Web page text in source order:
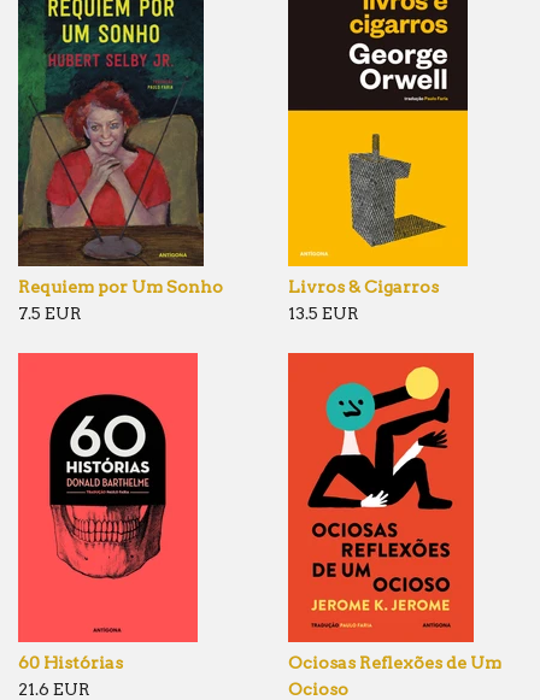
Requiem por Um Sonho
7.5 EUR
Livros & Cigarros
13.5 EUR
60 Histórias
21.6 EUR
Ociosas Reflexões de Um
Ocioso